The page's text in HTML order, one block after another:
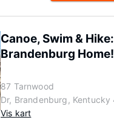
Canoe, Swim &
Brandenburg Home!
87 Tarnwood
Dr, Brandenburg, Kentucky
Vis kart